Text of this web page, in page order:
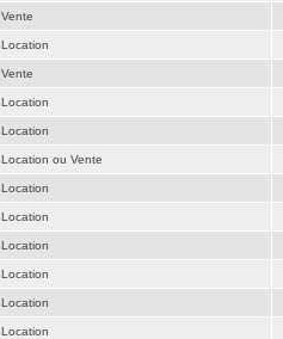
Vente
Location
Vente
Location
Location
Location ou Vente
Location
Location
Location
Location
Location
Location